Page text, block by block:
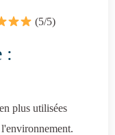
(5/5)
:
plus utilisées